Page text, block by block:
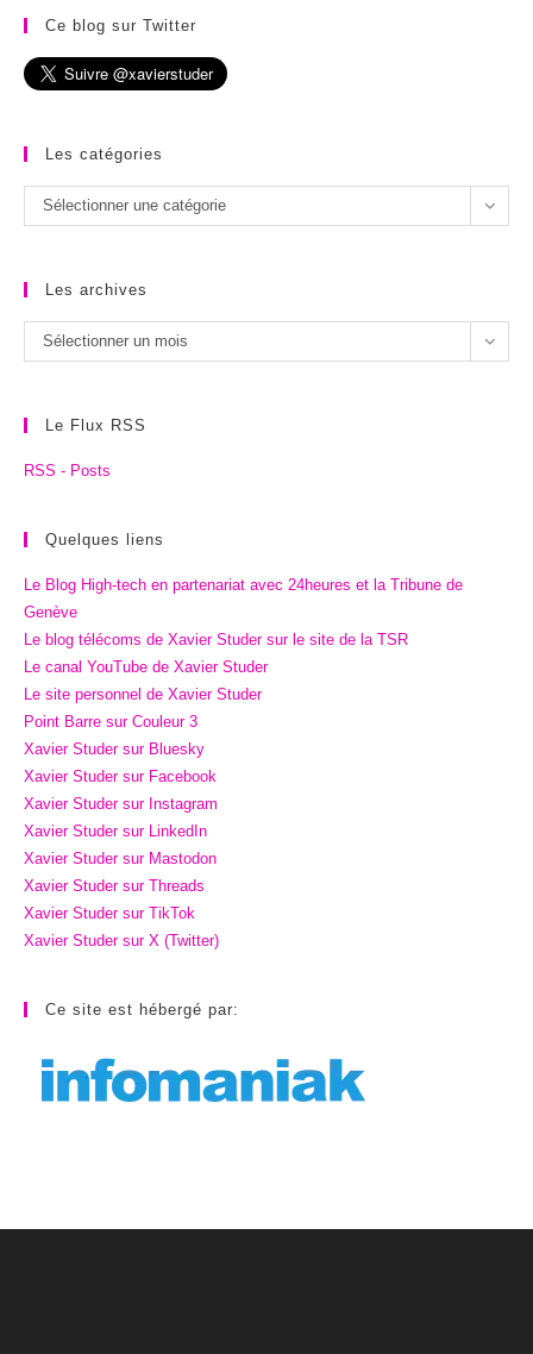
Ce blog sur Twitter
Les catégories
Les
catégories
Sélectionner une catégorie
Les archives
Les
archives
Sélectionner un mois
Le Flux RSS
RSS - Posts
Quelques liens
Le Blog High-tech en partenariat avec 24heures et la Tribune de
Genève
Le blog télécoms de Xavier Studer sur le site de la TSR
Le canal YouTube de Xavier Studer
Le site personnel de Xavier Studer
Point Barre sur Couleur 3
Xavier Studer sur Bluesky
Xavier Studer sur Facebook
Xavier Studer sur Instagram
Xavier Studer sur LinkedIn
Xavier Studer sur Mastodon
Xavier Studer sur Threads
Xavier Studer sur TikTok
Xavier Studer sur X (Twitter)
Ce site est hébergé par: